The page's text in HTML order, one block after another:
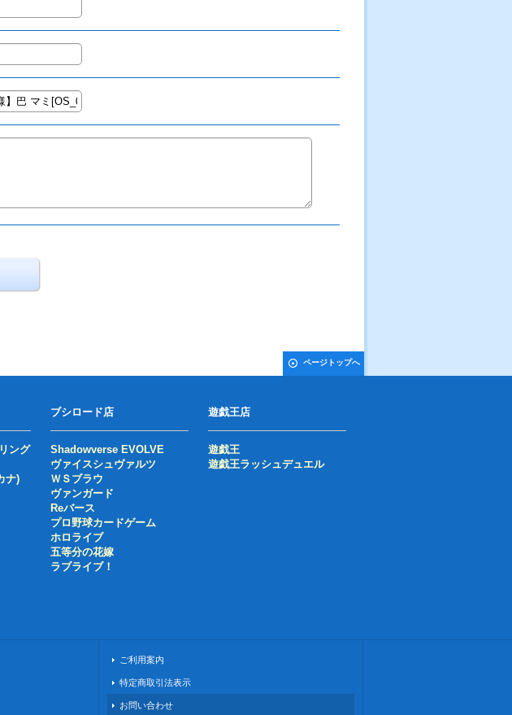
ページトップへ
ング
ナ)
ブシロード店
Shadowverse EVOLVE
ヴァイスシュヴァルツ
ＷＳブラウ
ヴァンガード
Reバース
プロ野球カードゲーム
ホロライブ
五等分の花嫁
ラブライブ！
遊戯王店
遊戯王
遊戯王ラッシュデュエル
ご利用案内
特定商取引法表示
お問い合わせ